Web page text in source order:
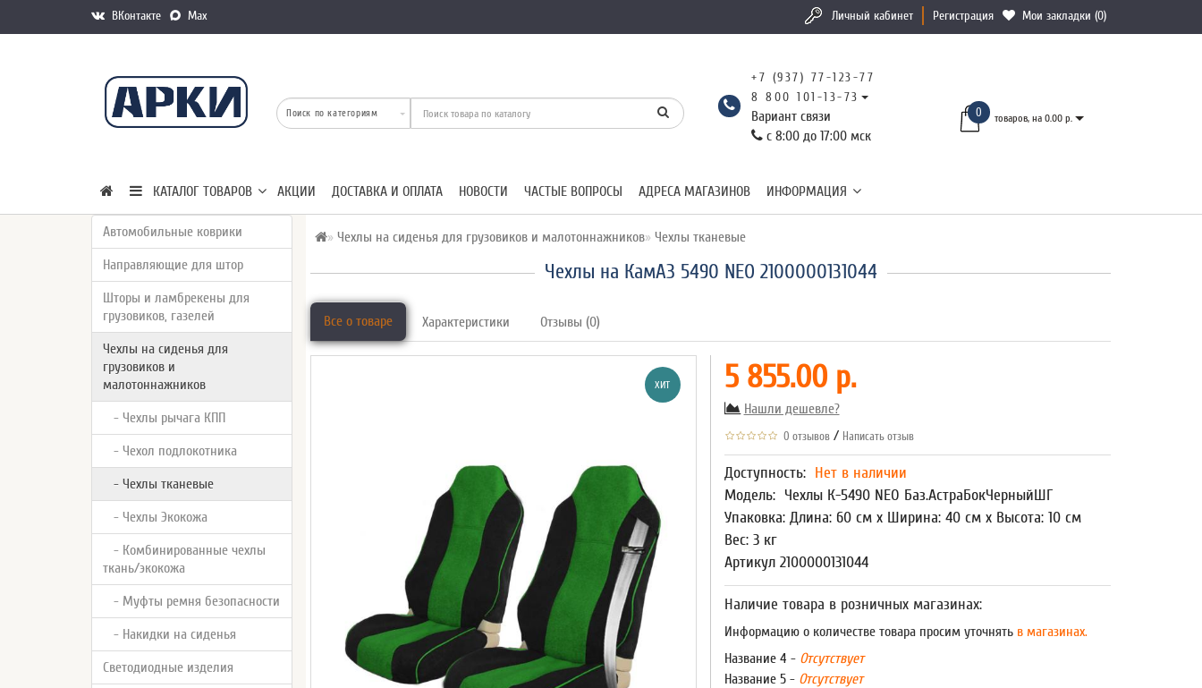
ВКонтакте Max Личный кабинет Регистрация Мои закладки (0)
+7 (937) 77-123-77
8 800 101-13-73
Вариант связи
с 8:00 до 17:00 мск
0 товаров, на 0.00 р.
КАТАЛОГ ТОВАРОВ АКЦИИ ДОСТАВКА И ОПЛАТА НОВОСТИ ЧАСТЫЕ ВОПРОСЫ АДРЕСА МАГАЗИНОВ ИНФОРМАЦИЯ
Автомобильные коврики
Направляющие для штор
Шторы и ламбрекены для
грузовиков, газелей
Чехлы на сиденья для
грузовиков и
малотоннажников
- Чехлы рычага КПП
- Чехол подлокотника
- Чехлы тканевые
- Чехлы Экокожа
- Комбинированные чехлы
ткань/экокожа
- Муфты ремня безопасности
- Накидки на сиденья
Светодиодные изделия
Чехлы на сиденья для грузовиков и малотоннажников Чехлы тканевые
Чехлы на КамАЗ 5490 NEO 2100000131044
Все о товаре Характеристики Отзывы (0)
ХИТ 5 855.00 р.
Нашли дешевле?
0 отзывов / Написать отзыв
Доступность: Нет в наличии
Модель: Чехлы К-5490 NEO Баз.АстраБокЧерныйШГ
Упаковка: Длина: 60 см x Ширина: 40 см x Высота: 10 см
Вес: 3 кг
Артикул 2100000131044
Наличие товара в розничных магазинах:
Информацию о количестве товара просим уточнятьв магазинах.
Название 4 - Отсутствует
Название 5 - Отсутствует